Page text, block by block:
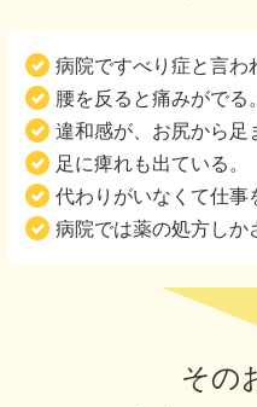
病院ですべり症と言わ
腰を反ると痛みがでる。
違和感が、お尻から足
足に痺れも出ている。
代わりがいなくて仕事
病院では薬の処方しか
その